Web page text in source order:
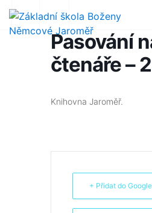
Pasování
čtenáře –
Knihovna Jaroměř.
+ Přidat do